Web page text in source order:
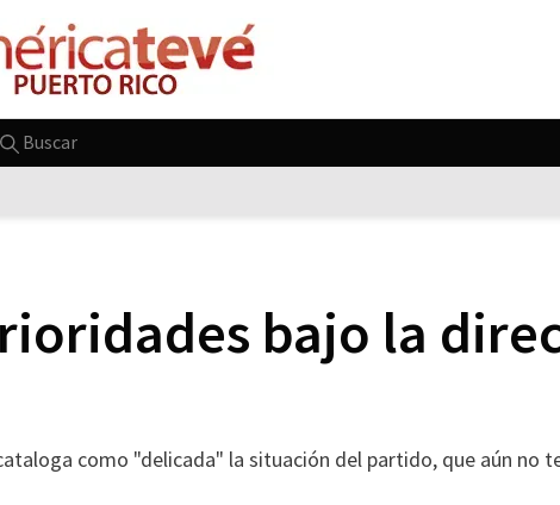
Buscar
bajo la
como "delicada" la situación del partido, que aún no